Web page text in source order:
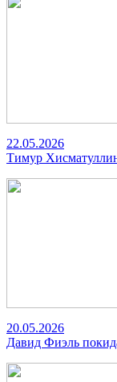
22.05.2026
Тимур
20.05.2026
Давид Фиэль